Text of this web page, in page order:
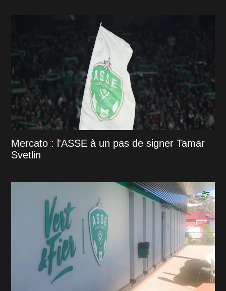
Mercato : l'ASSE à un pas de signer Tamar
Svetlin